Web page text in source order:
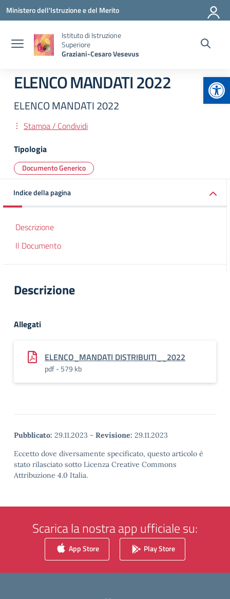
Vai ai contenuti
Vai al menu di navigazione
Vai al footer
Ministero dell'Istruzione e del Merito
Istituto di Istruzione
Superiore
Graziani-Cesaro Vesevus
ELENCO MANDATI 2022
ELENCO MANDATI 2022
Stampa / Condividi
Tipologia
Documento Generico
Indice della pagina
Descrizione
Il Documento
Descrizione
Allegati
ELENCO_MANDATI DISTRIBUITI__2022
pdf - 579 kb
Pubblicato: 29.11.2023 - Revisione: 29.11.2023
Eccetto dove diversamente specificato, questo articolo è
stato rilasciato sotto Licenza Creative Commons
Attribuzione 4.0 Italia.
Scarica la nostra app ufficiale su:
App Store Play Store